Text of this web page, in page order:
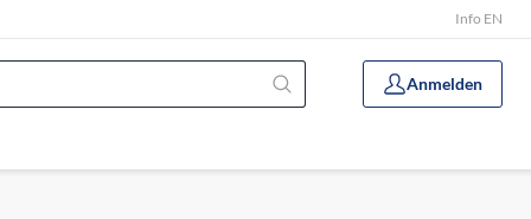
Info EN
Anmelden